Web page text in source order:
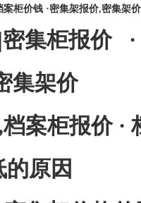
案柜价钱 ·密集架报价,密集架
集柜报价·
集架价
案柜报价 ·
原因